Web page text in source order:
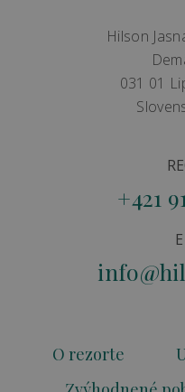
Hilson
031 01
+421
O rezorte